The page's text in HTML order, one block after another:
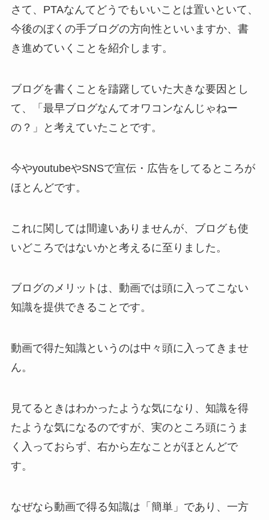
さて、PTAなんてどうでもいいことは置いといて、
今後のぼくの手ブログの方向性といいますか、書
き進めていくことを紹介します。
ブログを書くことを躊躇していた大きな要因とし
て、「最早ブログなんてオワコンなんじゃねー
の？」と考えていたことです。
今やyoutubeやSNSで宣伝・広告をしてるところが
ほとんどです。
これに関しては間違いありませんが、ブログも使
いどころではないかと考えるに至りました。
ブログのメリットは、動画では頭に入ってこない
知識を提供できることです。
動画で得た知識というのは中々頭に入ってきませ
ん。
見てるときはわかったような気になり、知識を得
たような気になるのですが、実のところ頭にうま
く入っておらず、右から左なことがほとんどで
す。
なぜなら動画で得る知識は「簡単」であり、一方